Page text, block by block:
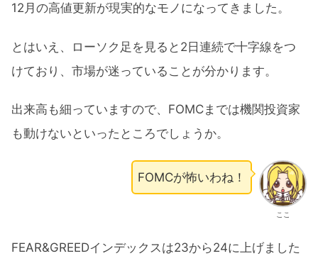
12月の高値更新が現実的なモノになってきました。
とはいえ、ローソク足を見ると2日連続で十字線をつ
けており、市場が迷っていることが分かります。
出来高も細っていますので、FOMCまでは機関投資家
も動けないといったところでしょうか。
ここ
FOMCが怖いわね！
FEAR&GREEDインデックスは23から24に上げました